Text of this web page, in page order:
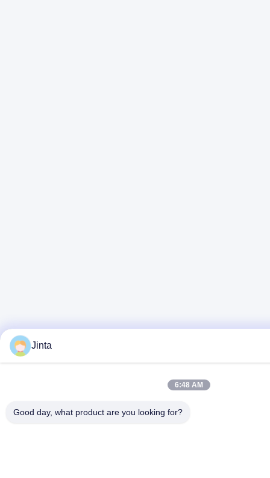
Jinta
6:48 AM
Good day, what product are you looking for?